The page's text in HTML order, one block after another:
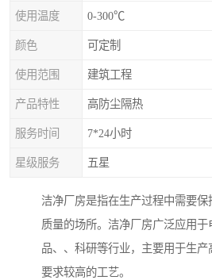
使用温度 0-300℃
颜色 可定制
使用范围 建筑工程
产品特性 高防尘隔热
服务时间 7*24小时
星级服务 五星
洁净厂房是指在生产过程中需要
质量的场所。洁净厂房广泛应用于
品、、科研等行业，主要用于生
要求较高的工艺。